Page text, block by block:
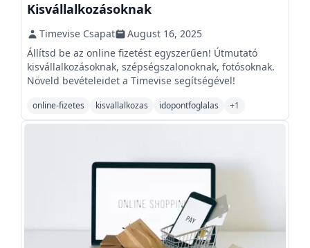
Kisvállalkozásoknak
Timevise Csapat
August 16, 2025
Állítsd be az online fizetést egyszerűen! Útmutató
kisvállalkozásoknak, szépségszalonoknak, fotósoknak.
Növeld bevételeidet a Timevise segítségével!
online-fizetes kisvallalkozas idopontfoglalas +1